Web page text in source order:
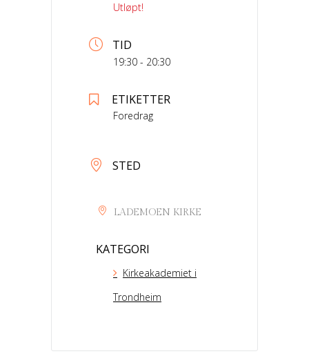
Utløpt!
TID
19:30 - 20:30
ETIKETTER
Foredrag
STED
LADEMOEN KIRKE
KATEGORI
Kirkeakademiet i
Trondheim